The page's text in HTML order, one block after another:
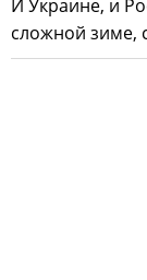
И Украине, и
сложной зиме,